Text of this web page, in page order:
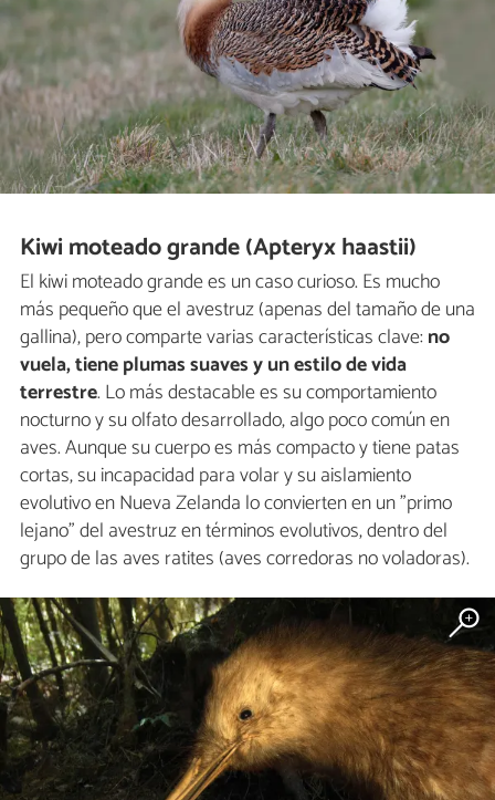
Kiwi moteado grande (Apteryx haastii)
El kiwi moteado grande es un caso curioso. Es mucho
más pequeño que el avestruz (apenas del tamaño de una
gallina), pero comparte varias características clave:no
vuela, tiene plumas suaves y un estilo de vida
terrestre. Lo más destacable es su comportamiento
nocturno y su olfato desarrollado, algo poco común en
aves. Aunque su cuerpo es más compacto y tiene patas
cortas, su incapacidad para volar y su aislamiento
evolutivo en Nueva Zelanda lo convierten en un "primo
lejano" del avestruz en términos evolutivos, dentro del
grupo de las aves ratites (aves corredoras no voladoras).